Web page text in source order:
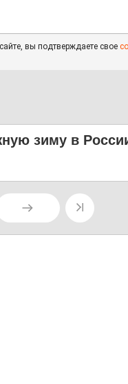
вы подтверждаете свое
зиму в